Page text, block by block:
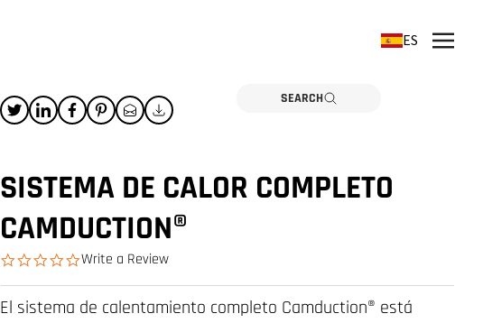
SEARCH
ES
SISTEMA DE CALOR COMPLETO
CAMDUCTION®
0.0 star rating
Write a Review
El sistema de calentamiento completo Camduction® está